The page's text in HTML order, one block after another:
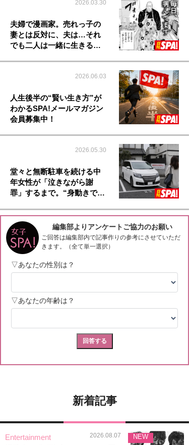
2026.03.30
夫婦で漫画家。売れっ子の
妻とは反対に、夫は…それ
でも二人は一緒に生きる…
2026.06.03
人生後半の“賢い生き方”が
わかるSPA!メールマガジン
会員募集中！
2026.05.30
堂々と無断駐車を続ける中
年女性が「泣きながら謝
罪」するまで。“身動きで…
新着記事
Entertainment 2026.08.07 NEW